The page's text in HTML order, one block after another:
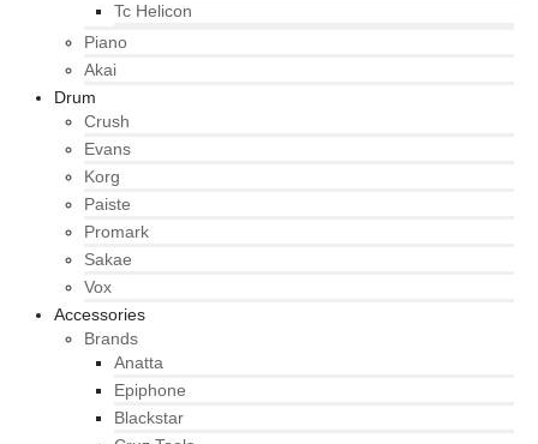
Tc Helicon
Piano
Akai
Drum
Crush
Evans
Korg
Paiste
Promark
Sakae
Vox
Accessories
Brands
Anatta
Epiphone
Blackstar